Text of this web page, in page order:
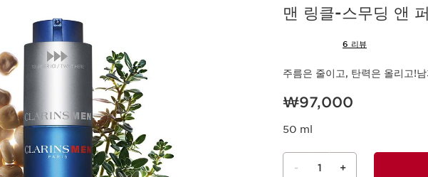
맨 링클-스무딩 앤
6 리뷰
주름은 줄이고, 탄력은 올리고!
현재 가격 ₩97,000
₩97,000
50 ml
- 1 +